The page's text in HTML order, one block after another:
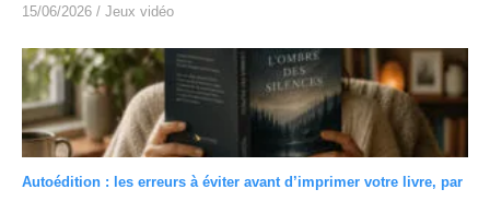
15/06/2026 / Jeux vidéo
Autoédition : les erreurs à éviter avant d’imprimer votre livre, par